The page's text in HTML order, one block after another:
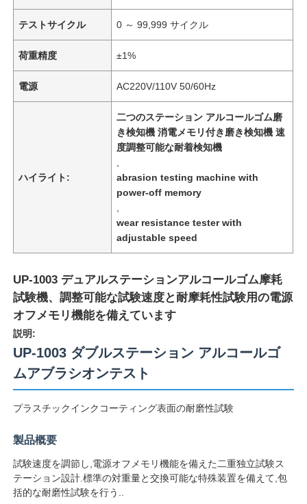
ホーム
製品
企業情報
テストサイクル 0 ～ 99,999 サイクル
荷重精度 ±1%
電源 AC220V/110V 50/60Hz
ハイライト:
二つのステーション アルコールゴム磨
き検知機 消電メモリ付き磨き検知機 速
度調整可能な耐着検知機
abrasion testing machine with
power-off memory
wear resistance tester with
adjustable speed
UP-1003 デュアルステーションアルコールゴム摩耗
試験機、調整可能な試験速度と耐摩耗性試験用の電源
オフメモリ機能を備えています
説明:
UP-1003 ダブルステーション アルコールゴ
ムアブラシオンテスト
プラスチックインクコーティング表面の耐磨性試験
製品概要
試験速度を調節し,電源オフメモリ機能を備えた二重独立試験ス
テーション設計.標準の対重量と交換可能な特殊装置を備えて,包
括的な耐磨性試験を行う..